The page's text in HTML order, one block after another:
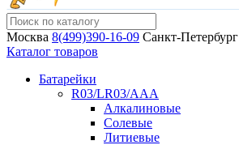
Москва 8(499)390-16-09 Санкт-Петербург
Каталог товаров
Батарейки
R03/LR03/AAA
Алкалиновые
Солевые
Литиевые